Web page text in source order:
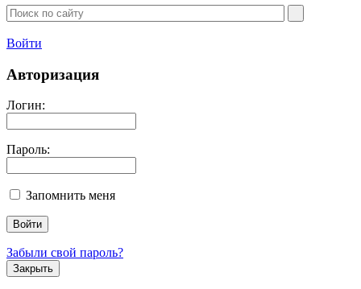
Войти
Авторизация
Логин:
Пароль:
Запомнить меня
Забыли свой пароль?
Закрыть